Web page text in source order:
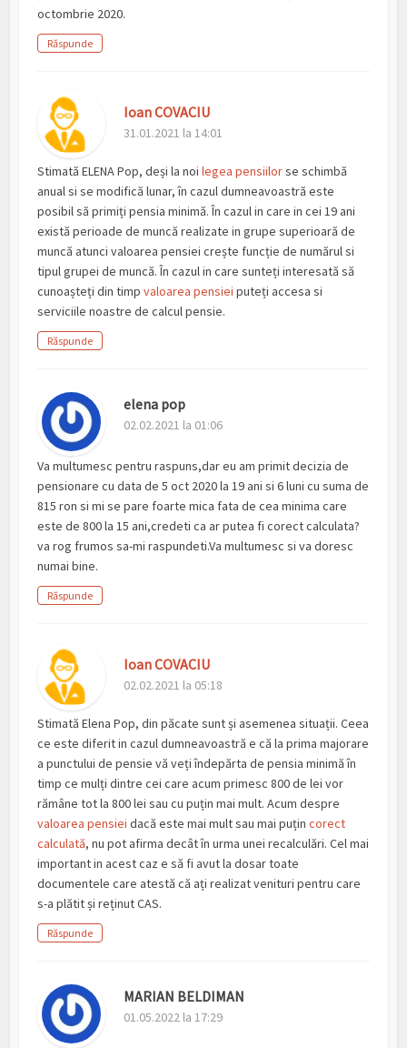
octombrie 2020.
Răspunde
Ioan COVACIU
31.01.2021 la 14:01
Stimată ELENA Pop, deși la noilegea pensiilorse schimbă
anual si se modifică lunar, în cazul dumneavoastră este
posibil să primiți pensia minimă. În cazul in care in cei 19 ani
există perioade de muncă realizate in grupe superioară de
muncă atunci valoarea pensiei crește funcție de numărul si
tipul grupei de muncă. În cazul in care sunteți interesată să
cunoașteți din timpvaloarea pensiei puteți accesa si
serviciile noastre de calcul pensie.
Răspunde
elena pop
02.02.2021 la 01:06
Va multumesc pentru raspuns,dar eu am primit decizia de
pensionare cu data de 5 oct 2020 la 19 ani si 6 luni cu suma de
815 ron si mi se pare foarte mica fata de cea minima care
este de 800 la 15 ani,credeti ca ar putea fi corect calculata?
va rog frumos sa-mi raspundeti.Va multumesc si va doresc
numai bine.
Răspunde
Ioan COVACIU
02.02.2021 la 05:18
Stimată Elena Pop, din păcate sunt și asemenea situații. Ceea
ce este diferit in cazul dumneavoastră e că la prima majorare
a punctului de pensie vă veți îndepărta de pensia minimă în
timp ce mulți dintre cei care acum primesc 800 de lei vor
rămâne tot la 800 lei sau cu puțin mai mult. Acum despre
valoarea pensiei dacă este mai mult sau mai puțincorect
calculată, nu pot afirma decât în urma unei recalculări. Cel mai
important in acest caz e să fi avut la dosar toate
documentele care atestă că ați realizat venituri pentru care
s-a plătit și reținut CAS.
Răspunde
MARIAN BELDIMAN
01.05.2022 la 17:29